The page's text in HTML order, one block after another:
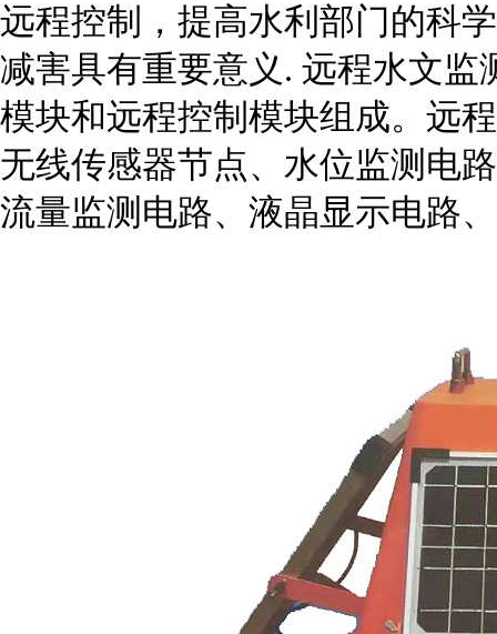
远程控制，提高水利部门的科
减害具有重要意义. 远程水文
模块和远程控制模块组成。远
无线传感器节点、水位监测电
流量监测电路、液晶显示电路